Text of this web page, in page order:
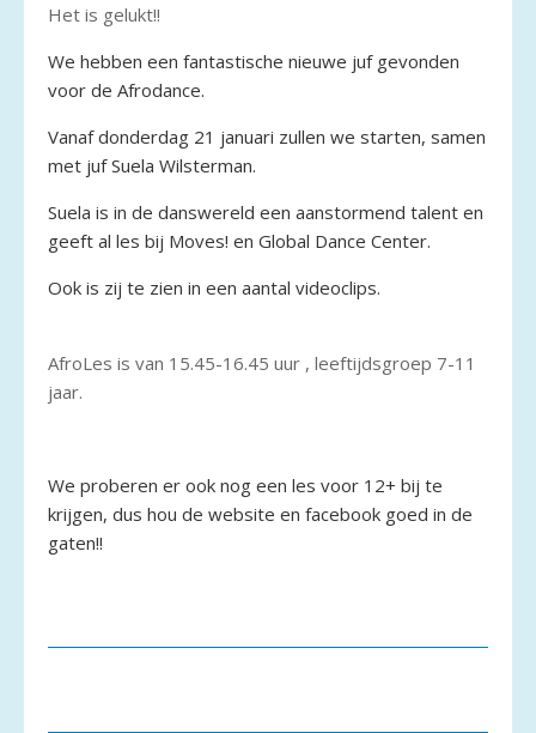
Het is gelukt!!
We hebben een fantastische nieuwe juf gevonden
voor de Afrodance.
Vanaf donderdag 21 januari zullen we starten, samen
met juf Suela Wilsterman.
Suela is in de danswereld een aanstormend talent en
geeft al les bij Moves! en Global Dance Center.
Ook is zij te zien in een aantal videoclips.
AfroLes is van 15.45-16.45 uur , leeftijdsgroep 7-11
jaar.
We proberen er ook nog een les voor 12+ bij te
krijgen, dus hou de website en facebook goed in de
gaten!!